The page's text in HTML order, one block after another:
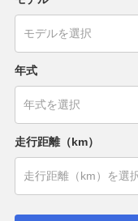
年式
走行距離（km）